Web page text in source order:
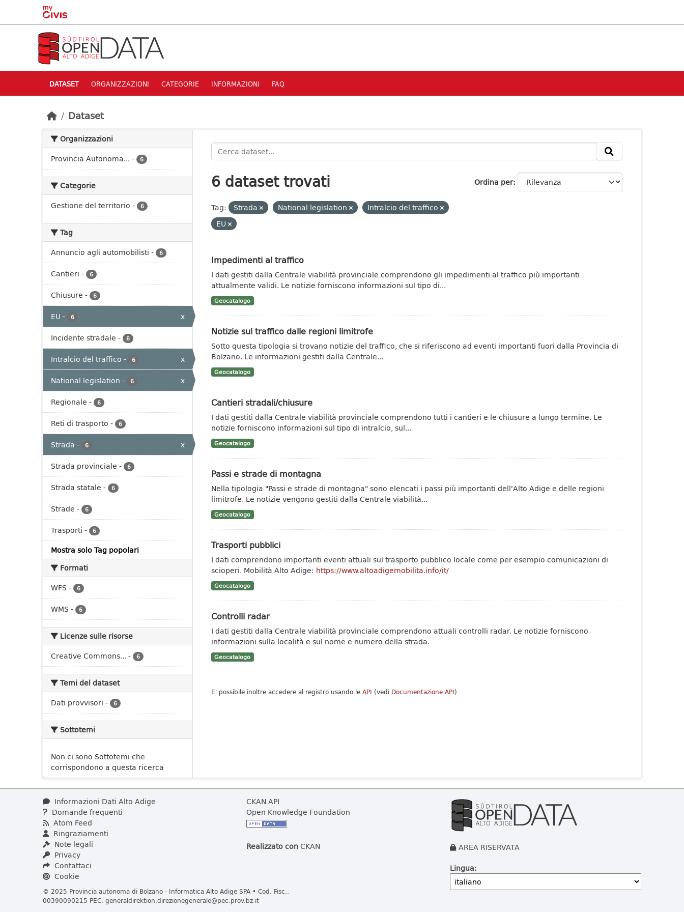
Skip to main content
DATASET ORGANIZZAZIONI CATEGORIE INFORMAZIONI FAQ
Dataset
Organizzazioni
Provincia Autonoma... - 6
Categorie
Gestione del territorio - 6
Tag
Annuncio agli automobilisti - 6
Cantieri - 6
Chiusure - 6
EU - 6
x
Incidente stradale - 6
Intralcio del traffico - 6
x
National legislation - 6
x
Regionale - 6
Reti di trasporto - 6
Strada - 6
x
Strada provinciale - 6
Strada statale - 6
Strade - 6
Trasporti - 6
Mostra solo Tag popolari
Formati
WFS - 6
WMS - 6
Licenze sulle risorse
Creative Commons... - 6
Temi del dataset
Dati provvisori - 6
Sottotemi
Non ci sono Sottotemi che
corrispondono a questa ricerca
Ordina per
6 dataset trovati
Tag: Strada National legislation
Intralcio del traffico
EU
Impedimenti al traffico
I dati gestiti dalla Centrale viabilità provinciale comprendono gli impedimenti al traffico più importanti
attualmente validi. Le notizie forniscono informazioni sul tipo di...
Geocatalogo
Notizie sul traffico dalle regioni limitrofe
Sotto questa tipologia si trovano notizie del traffico, che si riferiscono ad eventi importanti fuori dalla Provincia di
Bolzano. Le informazioni gestiti dalla Centrale...
Geocatalogo
Cantieri stradali/chiusure
I dati gestiti dalla Centrale viabilità provinciale comprendono tutti i cantieri e le chiusure a lungo termine. Le
notizie forniscono informazioni sul tipo di intralcio, sul...
Geocatalogo
Passi e strade di montagna
Nella tipologia "Passi e strade di montagna" sono elencati i passi più importanti dell'Alto Adige e delle regioni
limitrofe. Le notizie vengono gestiti dalla Centrale viabilità...
Geocatalogo
Trasporti pubblici
I dati comprendono importanti eventi attuali sul trasporto pubblico locale come per esempio comunicazioni di
scioperi. Mobilità Alto Adige: https://www.altoadigemobilita.info/it/
Geocatalogo
Controlli radar
I dati gestiti dalla Centrale viabilità provinciale comprendono attuali controlli radar. Le notizie forniscono
informazioni sulla località e sul nome e numero della strada.
Geocatalogo
E' possibile inoltre accedere al registro usando le API (vedi Documentazione API).
Informazioni Dati Alto Adige
Domande frequenti
Atom Feed
Ringraziamenti
Note legali
Privacy
Contattaci
Cookie
© 2025 Provincia autonoma di Bolzano - Informatica Alto Adige SPA • Cod. Fisc.:
00390090215 PEC: generaldirektion.direzionegenerale@pec.prov.bz.it
CKAN API
Open Knowledge Foundation
Realizzato conCKAN
AREA RISERVATA
Lingua